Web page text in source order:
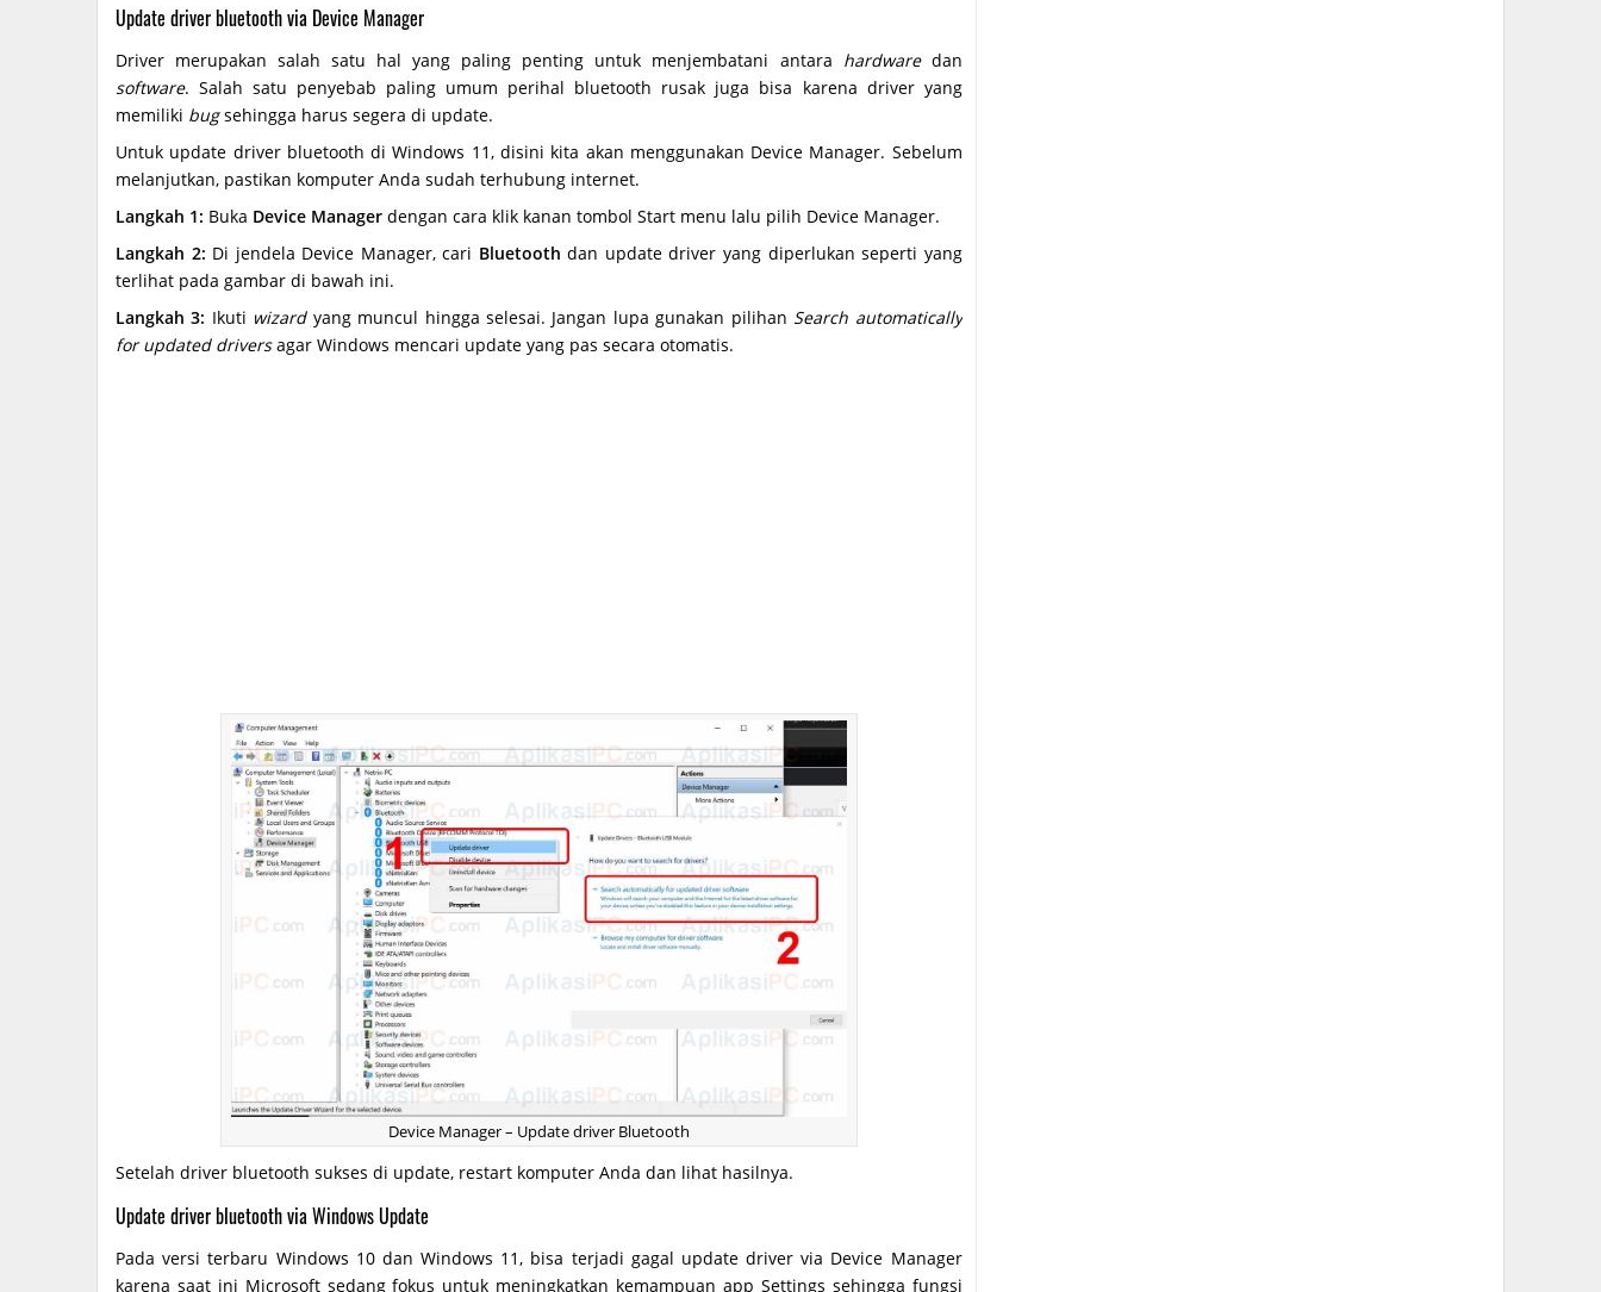
Update driver bluetooth via Device Manager
Driver merupakan salah satu hal yang paling penting untuk menjembatani antara hardwaredan
software. Salah satu penyebab paling umum perihal bluetooth rusak juga bisa karena driver yang
memiliki bugsehingga harus segera di update.
Untuk update driver bluetooth di Windows 11, disini kita akan menggunakan Device Manager. Sebelum
melanjutkan, pastikan komputer Anda sudah terhubung internet.
Langkah 1: Buka Device Manager dengan cara klik kanan tombol Start menu lalu pilih Device Manager.
Langkah 2: Di jendela Device Manager, cari Bluetooth dan update driver yang diperlukan seperti yang
terlihat pada gambar di bawah ini.
Langkah 3: Ikuti wizardyang muncul hingga selesai. Jangan lupa gunakan pilihan Search automatically
for updated driversagar Windows mencari update yang pas secara otomatis.
Device Manager – Update driver Bluetooth
Setelah driver bluetooth sukses di update, restart komputer Anda dan lihat hasilnya.
Update driver bluetooth via Windows Update
Pada versi terbaru Windows 10 dan Windows 11, bisa terjadi gagal update driver via Device Manager
karena saat ini Microsoft sedang fokus untuk meningkatkan kemampuan app Settings sehingga fungsi